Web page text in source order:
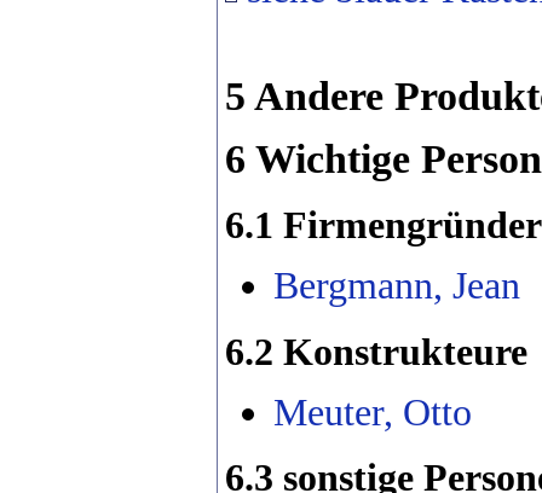
5 Andere
6 Wichtige
6.1 Firmengründer
Bergmann, Jean
6.2 Konstrukteure
Meuter, Otto
6.3 sonstige